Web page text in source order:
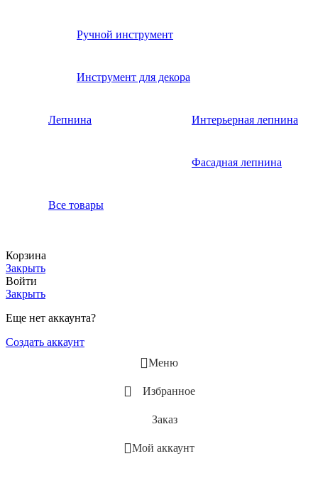
Ручной инструмент
Инструмент для декора
Лепнина Интерьерная лепнина
Фасадная лепнина
Все товары
Корзина
Закрыть
Войти
Закрыть
Еще нет аккаунта?
Создать аккаунт
Меню
Избранное
Заказ
Мой аккаунт